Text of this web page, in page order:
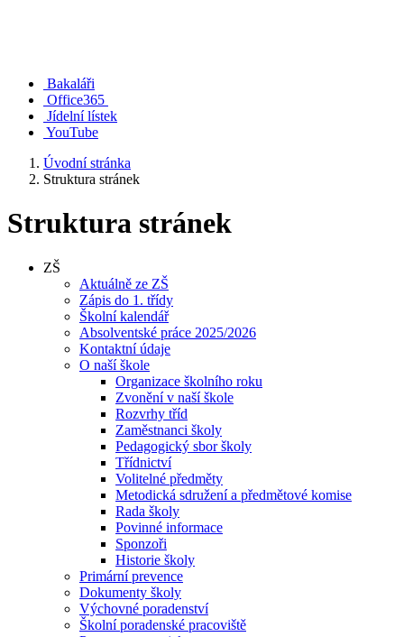
Bakaláři
Office365
Jídelní lístek
YouTube
Úvodní stránka
Struktura stránek
Struktura stránek
ZŠ
Aktuálně ze ZŠ
Zápis do 1. třídy
Školní kalendář
Absolventské práce 2025/2026
Kontaktní údaje
O naší škole
Organizace školního roku
Zvonění v naší škole
Rozvrhy tříd
Zaměstnanci školy
Pedagogický sbor školy
Třídnictví
Volitelné předměty
Metodická sdružení a předmětové komise
Rada školy
Povinné informace
Sponzoři
Historie školy
Primární prevence
Dokumenty školy
Výchovné poradenství
Školní poradenské pracoviště